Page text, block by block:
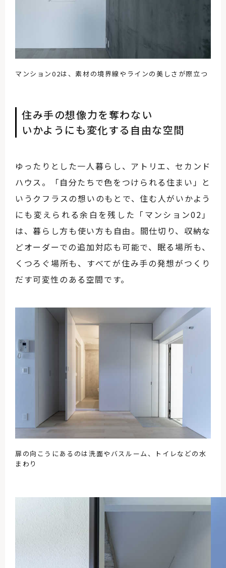
マンション02は、素材の境界線やラインの美しさが際立つ
住み手の想像力を奪わない
いかようにも変化する自由な空間
ゆったりとした一人暮らし、アトリエ、セカンド
ハウス。「自分たちで色をつけられる住まい」と
いうクフラスの想いのもとで、住む人がいかよう
にも変えられる余白を残した「マンション02」
は、暮らし方も使い方も自由。間仕切り、収納な
どオーダーでの追加対応も可能で、眠る場所も、
くつろぐ場所も、すべてが住み手の発想がつくり
だす可変性のある空間です。
扉の向こうにあるのは洗面やバスルーム、トイレなどの水
まわり